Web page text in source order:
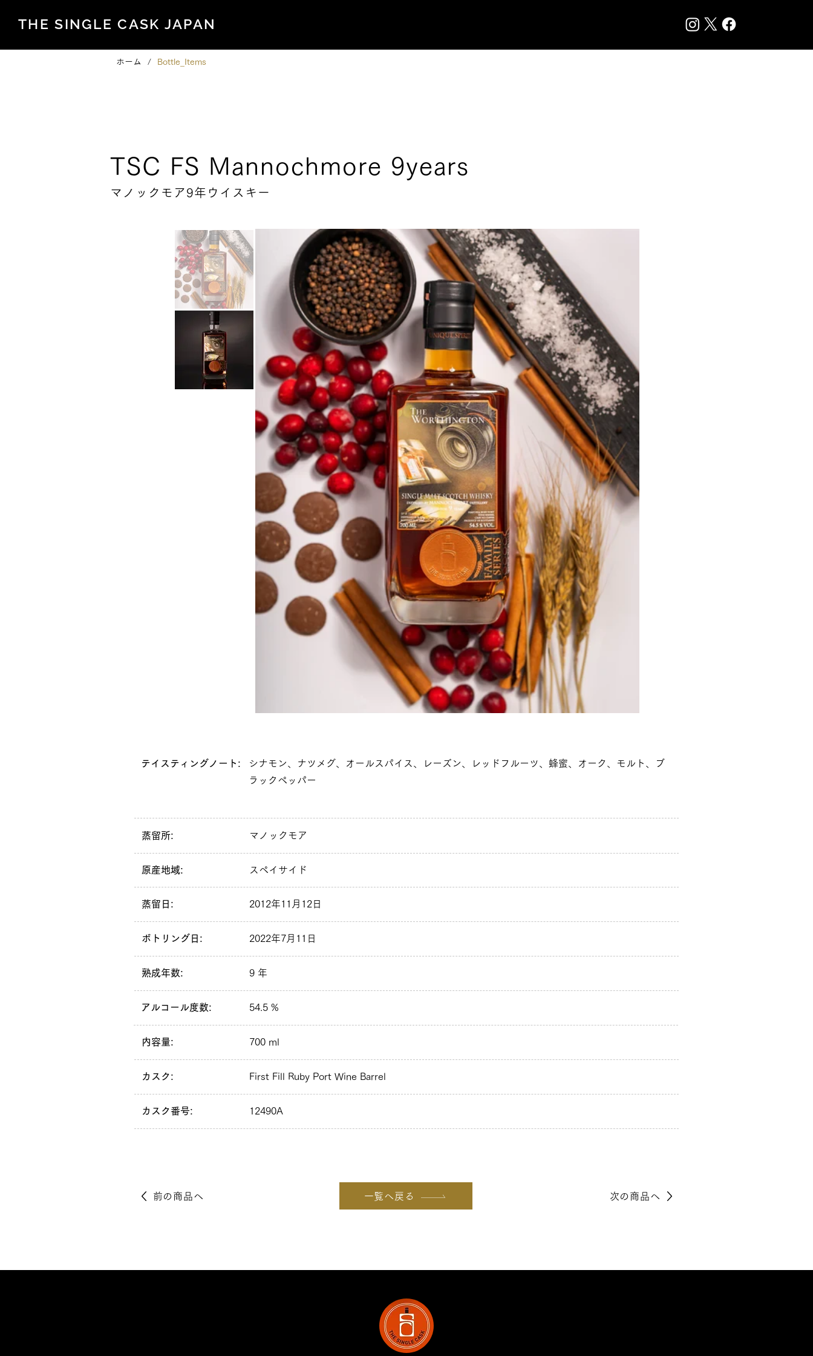
THE SINGLE CASK JAPAN
ホーム / Bottle_Items
TSC FS Mannochmore 9years
マノックモア9年ウイスキー
テイスティングノート:
シナモン、ナツメグ、オールスパイス、レーズン、レッドフルーツ、蜂蜜、オーク、モルト、ブ
ラックペッパー
蒸留所: マノックモア
原産地域: スペイサイド
蒸留日: 2012年11月12日
ボトリング日: 2022年7月11日
熟成年数: 9 年
アルコール度数: 54.5 %
内容量: 700 ml
カスク: First Fill Ruby Port Wine Barrel
カスク番号: 12490A
前の商品へ 一覧へ戻る 次の商品へ